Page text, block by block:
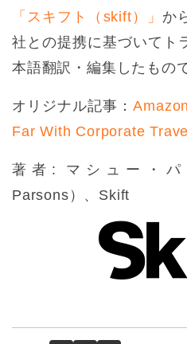
「スキフト（skift）」 か
社との提携に基づいてト
本語翻訳・編集したもの
オリジナル記事：
Far With Corporate
著者: マシュー・パ
Parsons）、Skift